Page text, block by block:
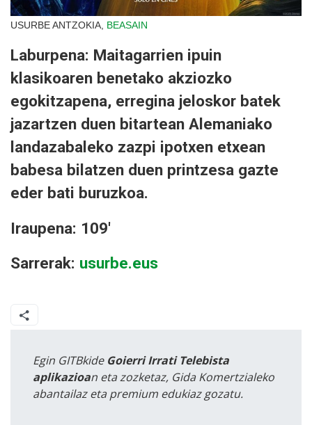
USURBE ANTZOKIA, BEASAIN
Laburpena: Maitagarrien ipuin
klasikoaren benetako akziozko
egokitzapena, erregina jeloskor batek
jazartzen duen bitartean Alemaniako
landazabaleko zazpi ipotxen etxean
babesa bilatzen duen printzesa gazte
eder bati buruzkoa.
Iraupena: 109'
Sarrerak: usurbe.eus
Egin GITBkide Goierri Irrati Telebista
aplikazioan eta zozketaz, Gida Komertzialeko
abantailaz eta premium edukiaz gozatu.